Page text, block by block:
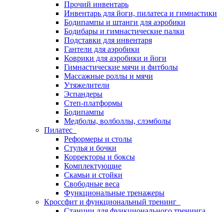
Прочий инвентарь
Инвентарь для йоги, пилатеса и гимнастики
Бодипампы и штанги для аэробики
Бодибары и гимнастические палки
Подставки для инвентаря
Гантели для аэробики
Коврики для аэробики и йоги
Гимнастические мячи и фитболы
Массажные роллы и мячи
Утяжелители
Эспандеры
Степ-платформы
Бодипампы
Медболы, волболлы, слэмболы
Пилатес
Реформеры и столы
Стулья и бочки
Корректоры и боксы
Комплектующие
Скамьи и стойки
Свободные веса
Функциональные тренажеры
Кроссфит и функциональный тренинг